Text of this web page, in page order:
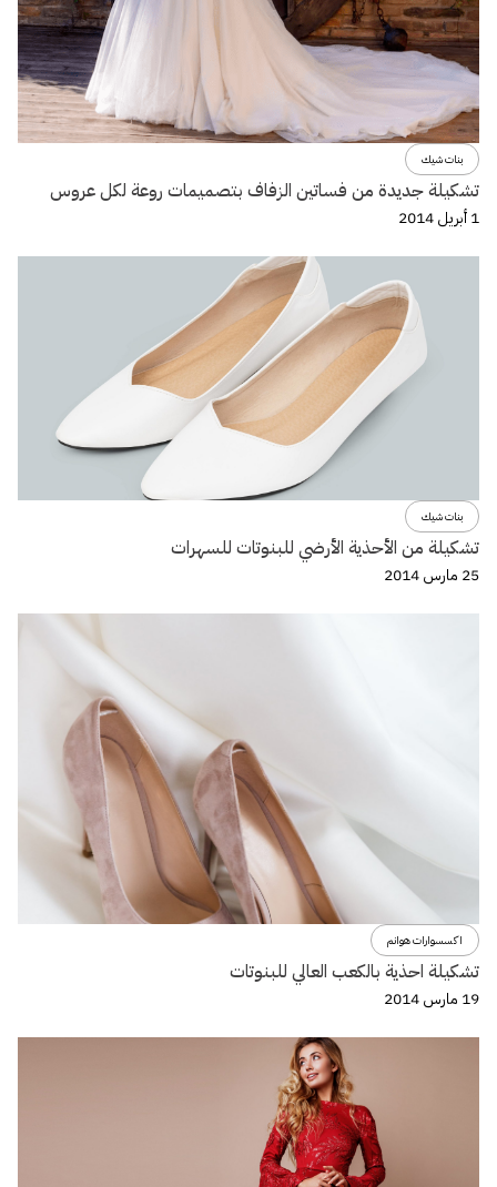
بنات شيك
تشكيلة جديدة من فساتين الزفاف بتصميمات روعة لكل عروس
1 أبريل 2014
بنات شيك
تشكيلة من الأحذية الأرضي للبنوتات للسهرات
25 مارس 2014
اكسسوارات هوانم
تشكيلة احذية بالكعب العالي للبنوتات
19 مارس 2014